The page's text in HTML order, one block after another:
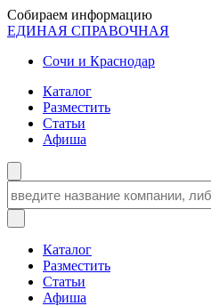
Собираем информацию
ЕДИНАЯ СПРАВОЧНАЯ
Сочи и Краснодар
Каталог
Разместить
Статьи
Афиша
Каталог
Разместить
Статьи
Афиша